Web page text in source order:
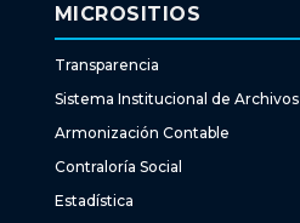
MICROSITIOS
Transparencia
Sistema Institucional de Archivos
Armonización Contable
Contraloría Social
Estadística